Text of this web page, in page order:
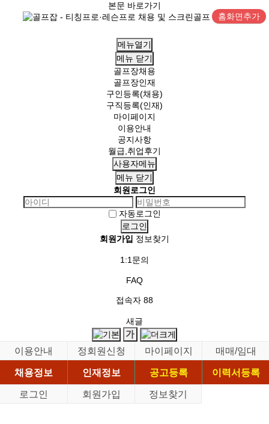
본문 바로가기
홈화면추가
메뉴열기
메뉴 닫기
골프장채용
골프장인재
구인등록(채용)
구직등록(인재)
마이페이지
이용안내
공지사항
월급,취업후기
사용자메뉴
메뉴 닫기
회원로그인
자동로그인
회원가입 정보찾기
1:1문의
FAQ
접속자 88
새글
이용안내 정회원신청 마이페이지
매매/임대
채용정보
인재정보 공고등록
이력서등록
로그인
회원가입 정보찾기